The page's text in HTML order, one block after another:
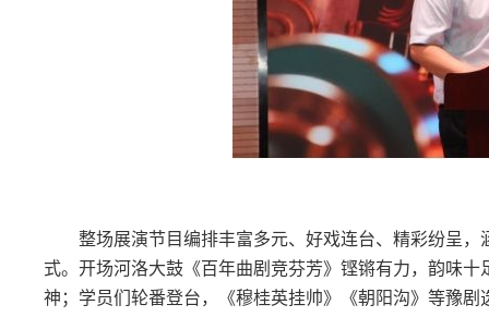
整场展演节目编排丰富多元、好戏连台、精彩纷呈
式。开场河洛大鼓《百年曲剧竞芬芳》铿锵有力，韵味
神；学员们轮番登台，《穆桂英挂帅》《朝阳沟》等豫